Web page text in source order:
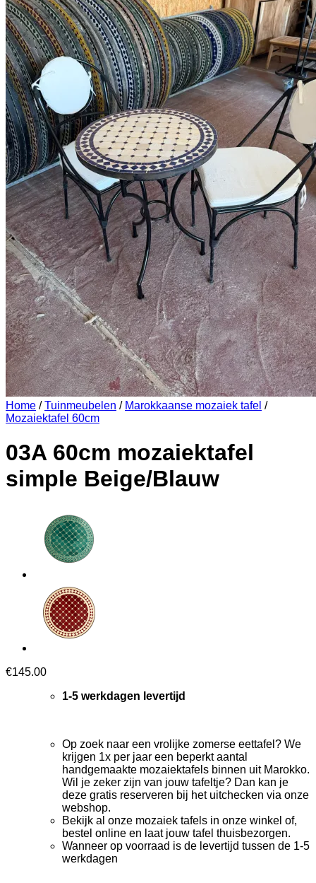
Home / Tuinmeubelen / Marokkaanse mozaiek tafel /
Mozaiektafel 60cm
03A 60cm mozaiektafel
simple Beige/Blauw
€145.00
1-5 werkdagen levertijd
Op zoek naar een vrolijke zomerse eettafel? We
krijgen 1x per jaar een beperkt aantal
handgemaakte mozaiektafels binnen uit Marokko.
Wil je zeker zijn van jouw tafeltje? Dan kan je
deze gratis reserveren bij het uitchecken via onze
webshop.
Bekijk al onze mozaiek tafels in onze winkel of,
bestel online en laat jouw tafel thuisbezorgen.
Wanneer op voorraad is de levertijd tussen de 1-5
werkdagen